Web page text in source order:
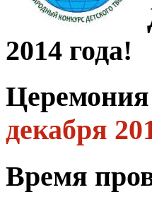
2014 года!
декабря
Время